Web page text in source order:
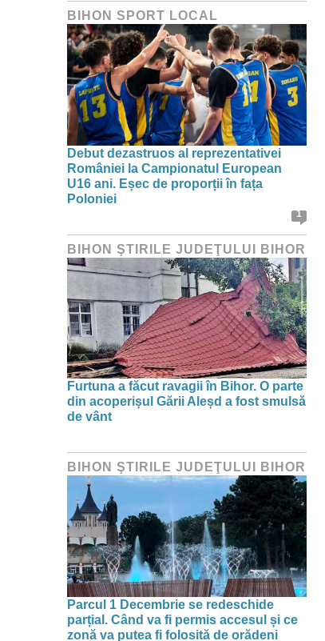
BIHON SPORT LOCAL
Debut dezastruos al reprezentativei
României la Campionatul European
U16 ani. Eșec de proporții în fața
Poloniei
1
BIHON ŞTIRILE JUDEŢULUI BIHOR
Furtuna a făcut ravagii în Bihor. O parte
din acoperișul Gării Aleșd a fost smulsă
de vânt
BIHON ŞTIRILE JUDEŢULUI BIHOR
Parcul 1 Decembrie se redeschide
parțial. Când va fi permis accesul și ce
zonă va putea fi folosită de orădeni